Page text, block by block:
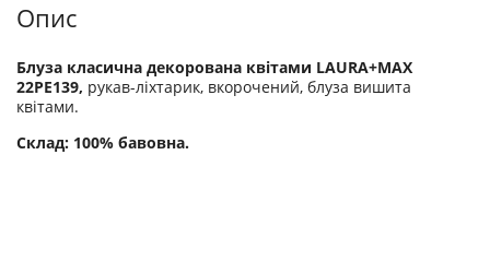
Опис
Блуза класична декорована квітами LAURA+MAX
22PE139, рукав-ліхтарик, вкорочений, блуза вишита
квітами.
Склад: 100% бавовна.